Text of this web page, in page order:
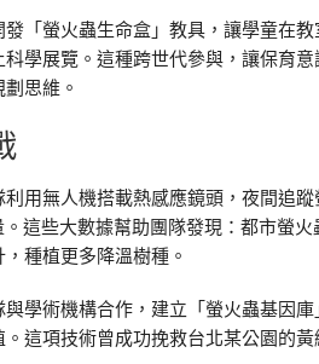
「螢火蟲生命盒」教具，讓學童在
學展覽。這種跨世代參與，讓保育
思維。
用無人機搭載熱感應鏡頭，夜間追
這些大數據幫助團隊發現：都市螢
種植更多降溫樹種。
學術機構合作，建立「螢火蟲基因
這項技術曾成功挽救台北某公園的